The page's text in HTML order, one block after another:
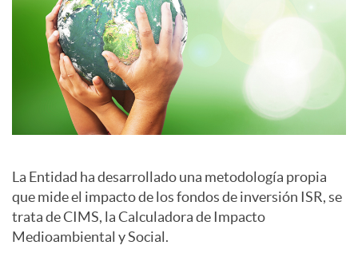
e
s
La Entidad ha desarrollado una metodología propia
que mide el impacto de los fondos de inversión ISR, se
trata de CIMS, la Calculadora de Impacto
Medioambiental y Social.